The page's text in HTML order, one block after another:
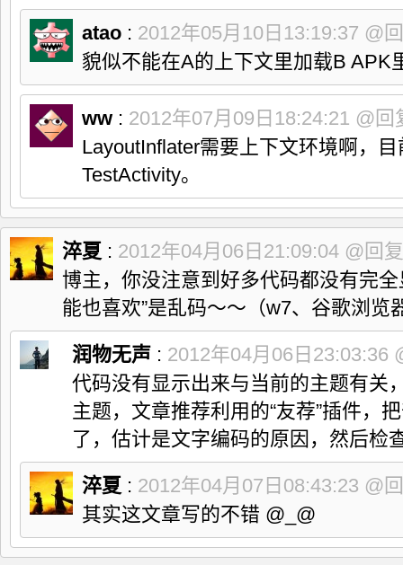
atao : 2012年05月10日13:19:37 @
貌似不能在A的上下文里加载B APK
ww : 2012年07月09日18:24:21 @回
LayoutInflater需要上下文环境啊，
TestActivity。
淬夏 : 2012年04月06日21:09:04 @回复
博主，你没注意到好多代码都没有完
能也喜欢”是乱码～～（w7、谷歌浏览
润物无声 : 2012年04月06日23:03:36
代码没有显示出来与当前的主题有关
主题，文章推荐利用的“友荐”插件，
了，估计是文字编码的原因，然后检
淬夏 : 2012年04月07日08:43:23 @
其实这文章写的不错 @_@